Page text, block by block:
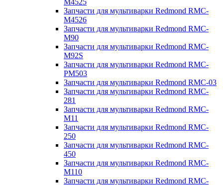
M4525
Запчасти для мультиварки Redmond RMC-
M4526
Запчасти для мультиварки Redmond RMC-
M90
Запчасти для мультиварки Redmond RMC-
M92S
Запчасти для мультиварки Redmond RMC-
PM503
Запчасти для мультиварки Redmond RMC-03
Запчасти для мультиварки Redmond RMC-
281
Запчасти для мультиварки Redmond RMC-
M11
Запчасти для мультиварки Redmond RMC-
250
Запчасти для мультиварки Redmond RMC-
450
Запчасти для мультиварки Redmond RMC-
M110
Запчасти для мультиварки Redmond RMC-